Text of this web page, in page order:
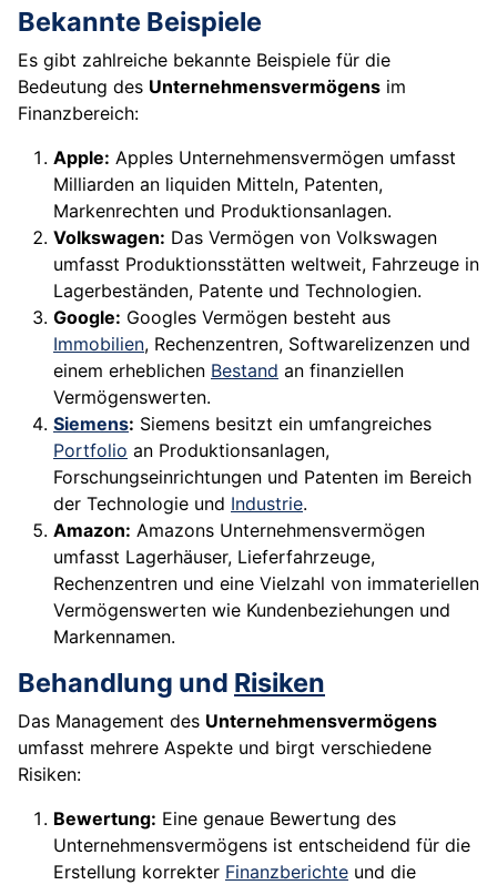
Bekannte Beispiele
Es gibt zahlreiche bekannte Beispiele für die
Bedeutung des Unternehmensvermögens im
Finanzbereich:
Apple: Apples Unternehmensvermögen umfasst
Milliarden an liquiden Mitteln, Patenten,
Markenrechten und Produktionsanlagen.
Volkswagen: Das Vermögen von Volkswagen
umfasst Produktionsstätten weltweit, Fahrzeuge in
Lagerbeständen, Patente und Technologien.
Google: Googles Vermögen besteht aus
Immobilien, Rechenzentren, Softwarelizenzen und
einem erheblichen Bestand an finanziellen
Vermögenswerten.
Siemens: Siemens besitzt ein umfangreiches
Portfolio an Produktionsanlagen,
Forschungseinrichtungen und Patenten im Bereich
der Technologie und Industrie.
Amazon: Amazons Unternehmensvermögen
umfasst Lagerhäuser, Lieferfahrzeuge,
Rechenzentren und eine Vielzahl von immateriellen
Vermögenswerten wie Kundenbeziehungen und
Markennamen.
Behandlung und Risiken
Das Management des Unternehmensvermögens
umfasst mehrere Aspekte und birgt verschiedene
Risiken:
Bewertung: Eine genaue Bewertung des
Unternehmensvermögens ist entscheidend für die
Erstellung korrekter Finanzberichte und die